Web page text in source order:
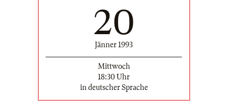
20
Jänner 1993
Mittwoch
18:30 Uhr
in deutscher Sprache